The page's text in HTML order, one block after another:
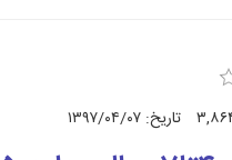
تاریخ: ۱۳۹۷/۰۴/۰۷